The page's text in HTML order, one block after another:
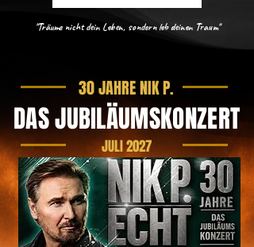
"Träume nicht dein Leben, sondern leb deinen Traum"
30 JAHRE NIK P.
DAS JUBILÄUMSKONZERT
JULI 2027